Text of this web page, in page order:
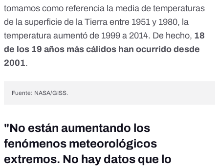
tomamos como referencia la media de temperaturas
de la superficie de la Tierra entre 1951 y 1980, la
temperatura aumentó de 1999 a 2014. De hecho, 18
de los 19 años más cálidos han ocurrido desde
2001.
Fuente: NASA/GISS.
"No están aumentando los
fenómenos meteorológicos
extremos. No hay datos que lo